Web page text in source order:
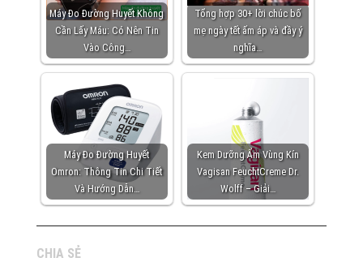
Máy Đo Đường Huyết Không
Cần Lấy Máu: Có Nên Tin
Vào Công…
Tổng hợp 30+ lời chúc bố
mẹ ngày tết ấm áp và đầy ý
nghĩa…
Máy Đo Đường Huyết
Omron: Thông Tin Chi Tiết
Và Hướng Dẫn…
Kem Dưỡng Ẩm Vùng Kín
Vagisan FeuchtCreme Dr.
Wolff – Giải…
CHIA SẺ